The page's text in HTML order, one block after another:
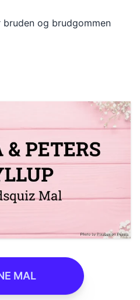
bruden og brudgommen
MAL